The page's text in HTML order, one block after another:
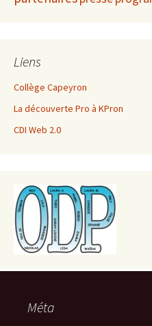
Liens
Collège Capeyron
La découverte Pro à KPron
CDI Web 2.0
Méta